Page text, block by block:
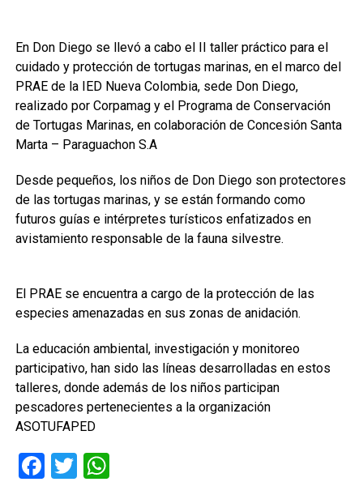
En Don Diego se llevó a cabo el II taller práctico para el
cuidado y protección de tortugas marinas, en el marco del
PRAE de la IED Nueva Colombia, sede Don Diego,
realizado por Corpamag y el Programa de Conservación
de Tortugas Marinas, en colaboración de Concesión Santa
Marta – Paraguachon S.A
Desde pequeños, los niños de Don Diego son protectores
de las tortugas marinas, y se están formando como
futuros guías e intérpretes turísticos enfatizados en
avistamiento responsable de la fauna silvestre.
El PRAE se encuentra a cargo de la protección de las
especies amenazadas en sus zonas de anidación.
La educación ambiental, investigación y monitoreo
participativo, han sido las líneas desarrolladas en estos
talleres, donde además de los niños participan
pescadores pertenecientes a la organización
ASOTUFAPED
Facebook
TwitterWhatsApp